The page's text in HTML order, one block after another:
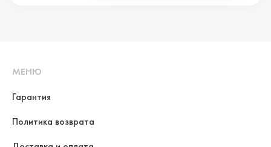
МЕНЮ
Гарантия
Политика возврата